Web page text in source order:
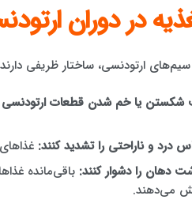
در دوران
ارتودنسی، ساختار ظریفی
شکستن یا خم شدن قطعات
درد و ناراحتی را تشدید کنند:
دهان را دشوار کنند: باقی‌مانده
می‌دهند.